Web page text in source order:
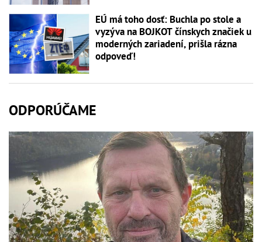
EÚ má toho dosť: Buchla po stole a
vyzýva na BOJKOT čínskych značiek u
moderných zariadení, prišla rázna
odpoveď!
ODPORÚČAME